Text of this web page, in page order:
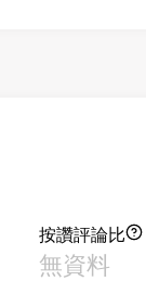
按讚評論比
無資料